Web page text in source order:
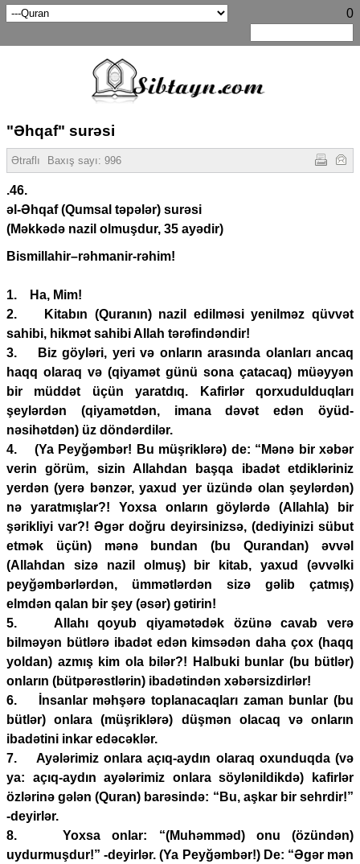
0
"Əhqaf" surəsi
Ətraflı Baxış sayı: 996
.46.
əl-Əhqaf (Qumsal təpələr) surəsi
(Məkkədə nazil olmuşdur, 35 ayədir)
Bismillahir–rəhmanir-rəhim!
1. Ha, Mim!
2. Kitabın (Quranın) nazil edilməsi yenilməz qüvvət
sahibi, hikmət sahibi Allah tərəfindəndir!
3. Biz göyləri, yeri və onların arasında olanları ancaq
haqq olaraq və (qiyamət günü sona çatacaq) müəyyən
bir müddət üçün yaratdıq. Kafirlər qorxudulduqları
şeylərdən (qiyamətdən, imana dəvət edən öyüd-
nəsihətdən) üz döndərdilər.
4. (Ya Peyğəmbər! Bu müşriklərə) de: “Mənə bir xəbər
verin görüm, sizin Allahdan başqa ibadət etdikləriniz
yerdən (yerə bənzər, yaxud yer üzündə olan şeylərdən)
nə yaratmışlar?! Yoxsa onların göylərdə (Allahla) bir
şərikliyi var?! Əgər doğru deyirsinizsə, (dediyinizi sübut
etmək üçün) mənə bundan (bu Qurandan) əvvəl
(Allahdan sizə nazil olmuş) bir kitab, yaxud (əvvəlki
peyğəmbərlərdən, ümmətlərdən sizə gəlib çatmış)
elmdən qalan bir şey (əsər) gətirin!
5. Allahı qoyub qiyamətədək özünə cavab verə
bilməyən bütlərə ibadət edən kimsədən daha çox (haqq
yoldan) azmış kim ola bilər?! Halbuki bunlar (bu bütlər)
onların (bütpərəstlərin) ibadətindən xəbərsizdirlər!
6. İnsanlar məhşərə toplanacaqları zaman bunlar (bu
bütlər) onlara (müşriklərə) düşmən olacaq və onların
ibadətini inkar edəcəklər.
7. Ayələrimiz onlara açıq-aydın olaraq oxunduqda (və
ya: açıq-aydın ayələrimiz onlara söylənildikdə) kafirlər
özlərinə gələn (Quran) barəsində: “Bu, aşkar bir sehrdir!”
-deyirlər.
8. Yoxsa onlar: “(Muhəmməd) onu (özündən)
uydurmuşdur!” -deyirlər. (Ya Peyğəmbər!) De: “Əgər mən